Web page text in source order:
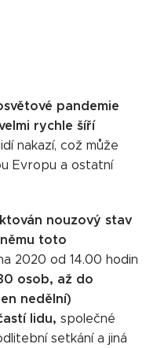
pandemie
rychle šíří
nakazí, což může
Evropu a ostatní
nouzový stav
toto
2020 od 14.00 hodin
osob, až do
nedělní)
lidu, společné
setkání a jiná